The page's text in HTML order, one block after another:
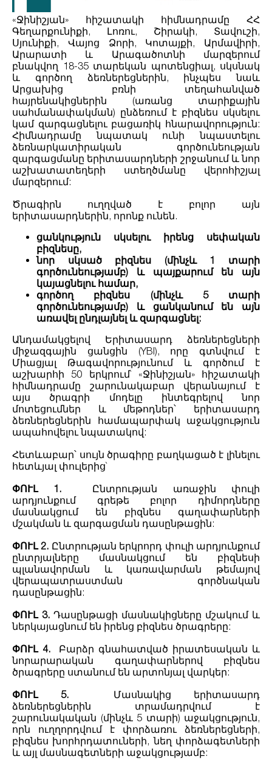
«Ջինիշյան» հիշատակի հիմնադրամը ՀՀ
Գեղարքունիքի, Լոռու, Շիրակի, Տավուշի,
Սյունիքի, Վայոց Ձորի, Կոտայքի, Արմավիրի,
Արարատի և Արագածոտնի մարզերում
բնակվող 18-35 տարեկան պոտենցիալ, սկսնակ
և գործող ձեռներեցներին, ինչպես նաև
Արցախից բռնի տեղահանված
հայրենակիցներին (առանց տարիքային
սահմանափակման) ընձեռում է բիզնես սկսելու
կամ զարգացնելու բացառիկ հնարավորություն:
Հիմնադրամը նպատակ ունի նպաստելու
ձեռնարկատիրական գործունեության
զարգացմանը երիտասարդների շրջանում և նոր
աշխատատեղերի ստեղծմանը վերոհիշյալ
մարզերում:
Ծրագիրն ուղղված է բոլոր այն
երիտասարդներին, որոնք ունեն.
ցանկություն սկսելու իրենց սեփական
բիզնեսը,
նոր սկսած բիզնես (մինչև 1 տարի
գործունեությամբ) և պայքարում են այն
կայացնելու համար,
գործող բիզնես (մինչև 5 տարի
գործունեությամբ) և ցանկանում են այն
առավել ընդլայնել և զարգացնել:
Անդամակցելով Երիտասարդ ձեռներեցների
միջազգային ցանցին (YBI), որը գտնվում է
Միացյալ Թագավորությունում և գործում է
աշխարհի 50 երկրում` «Ջինիշյան» հիշատակի
հիմնադրամը շարունակաբար վերանայում է
այս ծրագրի մոդելը ինտեգրելով նոր
մոտեցումներ և մեթոդներ՝ երիտասարդ
ձեռներեցներին համապարփակ աջակցություն
ապահովելու նպատակով:
Հետևաբար՝ սույն ծրագիրը բաղկացած է լինելու
հետևյալ փուլերից`
ՓՈՒԼ 1. Ընտրության առաջին փուլի
արդյունքում գրեթե բոլոր դիմորդները
մասնակցում են բիզնես գաղափարների
մշակման և զարգացման դասընթացին:
ՓՈՒԼ 2. Ընտրության երկրորդ փուլի արդյունքում
ընտրյալները մասնակցում են բիզնեսի
պլանավորման և կառավարման թեմայով
վերապատրաստման գործնական
դասընթացին:
ՓՈՒԼ 3. Դասընթացի մասնակիցները մշակում և
ներկայացնում են իրենց բիզնես ծրագրերը:
ՓՈՒԼ 4. Բարձր գնահատված իրատեսական և
նորարարական գաղափարներով բիզնես
ծրագրերը ստանում են արտոնյալ վարկեր:
ՓՈՒԼ 5. Մասնակից երիտասարդ
ձեռներեցներին տրամադրվում է
շարունակական (մինչև 5 տարի) աջակցություն,
որն ուղղորդվում է փորձառու ձեռներեցների,
բիզնես խորհրդատուների, նեղ փորձագետների
և այլ մասնագետների աջակցությամբ: